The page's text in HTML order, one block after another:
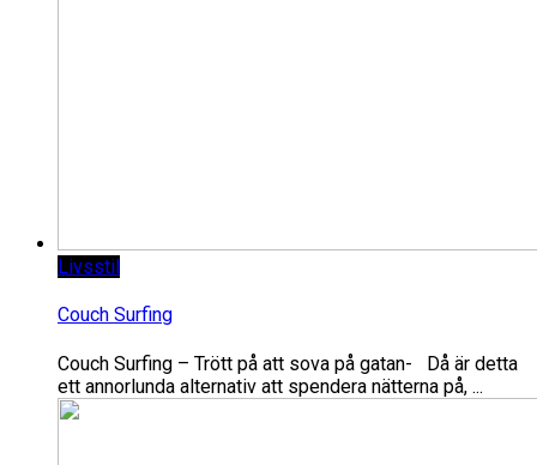
Livsstil
Couch Surfing
Couch Surfing – Trött på att sova på gatan- Då är detta
ett annorlunda alternativ att spendera nätterna på, ...